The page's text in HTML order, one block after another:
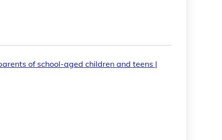
of school-aged children and teens |